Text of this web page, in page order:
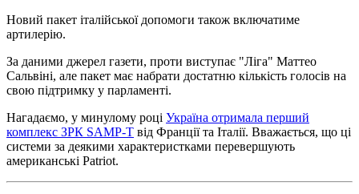
Новий пакет італійської допомоги також включатиме
артилерію.
За даними джерел газети, проти виступає "Ліга" Маттео
Сальвіні, але пакет має набрати достатню кількість голосів на
свою підтримку у парламенті.
Нагадаємо, у минулому році Україна отримала перший
комплекс ЗРК SAMP-T від Франції та Італії. Вважається, що ці
системи за деякими характеристками перевершують
американські Patriot.